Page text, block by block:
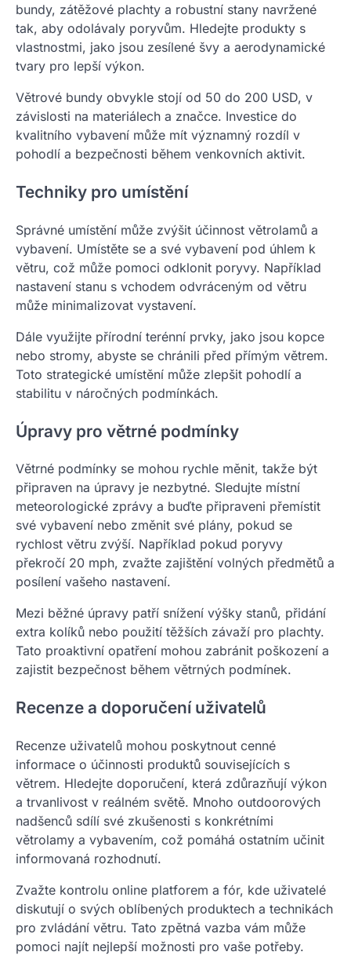
bundy, zátěžové plachty a robustní stany navržené
tak, aby odolávaly poryvům. Hledejte produkty s
vlastnostmi, jako jsou zesílené švy a aerodynamické
tvary pro lepší výkon.
Větrové bundy obvykle stojí od 50 do 200 USD, v
závislosti na materiálech a značce. Investice do
kvalitního vybavení může mít významný rozdíl v
pohodlí a bezpečnosti během venkovních aktivit.
Techniky pro umístění
Správné umístění může zvýšit účinnost větrolamů a
vybavení. Umístěte se a své vybavení pod úhlem k
větru, což může pomoci odklonit poryvy. Například
nastavení stanu s vchodem odvráceným od větru
může minimalizovat vystavení.
Dále využijte přírodní terénní prvky, jako jsou kopce
nebo stromy, abyste se chránili před přímým větrem.
Toto strategické umístění může zlepšit pohodlí a
stabilitu v náročných podmínkách.
Úpravy pro větrné podmínky
Větrné podmínky se mohou rychle měnit, takže být
připraven na úpravy je nezbytné. Sledujte místní
meteorologické zprávy a buďte připraveni přemístit
své vybavení nebo změnit své plány, pokud se
rychlost větru zvýší. Například pokud poryvy
překročí 20 mph, zvažte zajištění volných předmětů a
posílení vašeho nastavení.
Mezi běžné úpravy patří snížení výšky stanů, přidání
extra kolíků nebo použití těžších závaží pro plachty.
Tato proaktivní opatření mohou zabránit poškození a
zajistit bezpečnost během větrných podmínek.
Recenze a doporučení uživatelů
Recenze uživatelů mohou poskytnout cenné
informace o účinnosti produktů souvisejících s
větrem. Hledejte doporučení, která zdůrazňují výkon
a trvanlivost v reálném světě. Mnoho outdoorových
nadšenců sdílí své zkušenosti s konkrétními
větrolamy a vybavením, což pomáhá ostatním učinit
informovaná rozhodnutí.
Zvažte kontrolu online platforem a fór, kde uživatelé
diskutují o svých oblíbených produktech a technikách
pro zvládání větru. Tato zpětná vazba vám může
pomoci najít nejlepší možnosti pro vaše potřeby.